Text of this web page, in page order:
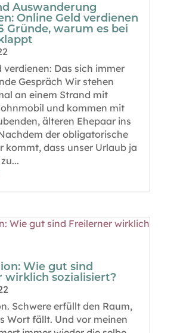
Auswanderung
Online Geld verdienen
Gründe, warum es bei
verdienen: Das sich immer
Gespräch Wir stehen
an einem Strand mit
und kommen mit
älteren Ehepaar ins
der obligatorische
kommt, dass unser Urlaub ja
Wie gut sind
wirklich sozialisiert?
Schwere erfüllt den Raum,
Wort fällt. Und vor meinen